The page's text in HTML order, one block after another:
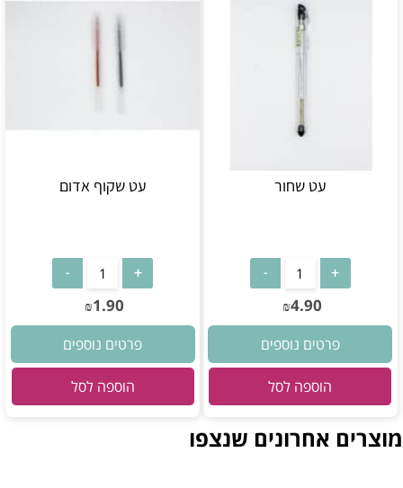
עט שחור
₪4.90
פרטים נוספים
הוספה לסל
עט שקוף אדום
₪1.90
פרטים נוספים
הוספה לסל
מוצרים אחרונים שנצפו